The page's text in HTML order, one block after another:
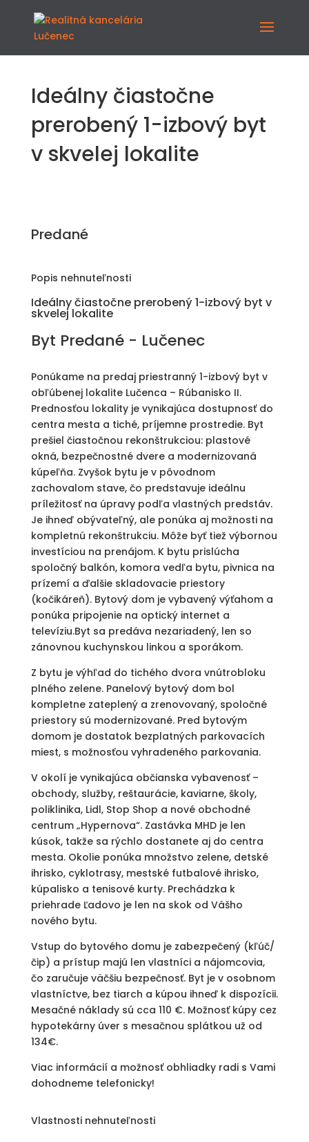
Ideálny čiastočne
prerobený 1-izbový byt
v skvelej lokalite
Predané
Popis nehnuteľnosti
Ideálny čiastočne prerobený 1-izbový byt v
skvelej lokalite
Byt Predané - Lučenec
Ponúkame na predaj priestranný 1-izbový byt v
obľúbenej lokalite Lučenca – Rúbanisko II.
Prednosťou lokality je vynikajúca dostupnosť do
centra mesta a tiché, príjemne prostredie. Byt
prešiel čiastočnou rekonštrukciou: plastové
okná, bezpečnostné dvere a modernizovaná
kúpeľňa. Zvyšok bytu je v pôvodnom
zachovalom stave, čo predstavuje ideálnu
príležitosť na úpravy podľa vlastných predstáv.
Je ihneď obývateľný, ale ponúka aj možnosti na
kompletnú rekonštrukciu. Môže byť tiež výbornou
investíciou na prenájom. K bytu prislúcha
spoločný balkón, komora vedľa bytu, pivnica na
prízemí a ďalšie skladovacie priestory
(kočikáreň). Bytový dom je vybavený výťahom a
ponúka pripojenie na optický internet a
televíziu.Byt sa predáva nezariadený, len so
zánovnou kuchynskou linkou a sporákom.
Z bytu je výhľad do tichého dvora vnútrobloku
plného zelene. Panelový bytový dom bol
kompletne zateplený a zrenovovaný, spoločné
priestory sú modernizované. Pred bytovým
domom je dostatok bezplatných parkovacích
miest, s možnosťou vyhradeného parkovania.
V okolí je vynikajúca občianska vybavenosť –
obchody, služby, reštaurácie, kaviarne, školy,
poliklinika, Lidl, Stop Shop a nové obchodné
centrum „Hypernova“. Zastávka MHD je len
kúsok, takže sa rýchlo dostanete aj do centra
mesta. Okolie ponúka množstvo zelene, detské
ihrisko, cyklotrasy, mestské futbalové ihrisko,
kúpalisko a tenisové kurty. Prechádzka k
priehrade Ľadovo je len na skok od Vášho
nového bytu.
Vstup do bytového domu je zabezpečený (kľúč/
čip) a prístup majú len vlastníci a nájomcovia,
čo zaručuje väčšiu bezpečnosť. Byt je v osobnom
vlastníctve, bez tiarch a kúpou ihneď k dispozícii.
Mesačné náklady sú cca 110 €. Možnosť kúpy cez
hypotekárny úver s mesačnou splátkou už od
134€.
Viac informácií a možnosť obhliadky radi s Vami
dohodneme telefonicky!
Vlastnosti nehnuteľnosti